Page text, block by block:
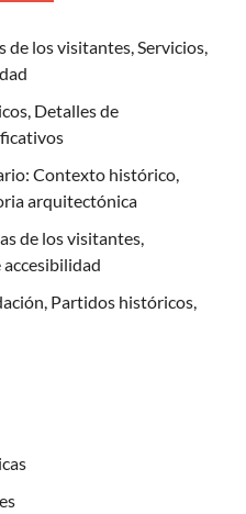
de los visitantes, Servicios,
Detalles de
Contexto histórico,
arquitectónica
de los visitantes,
accesibilidad
Partidos históricos,